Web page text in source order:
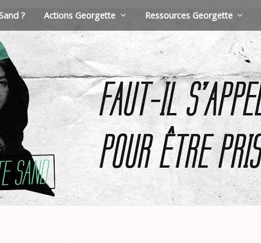
? Actions Georgette Ressources Georgette